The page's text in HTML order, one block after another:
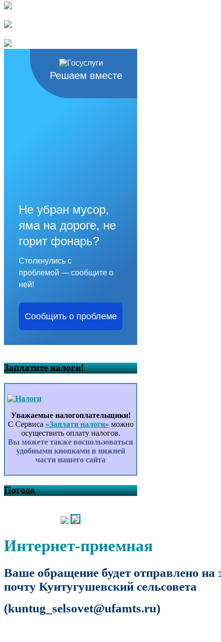
Решаем вместе
Не убран мусор,
яма на дороге, не
горит фонарь?
Столкнулись с
проблемой — сообщите о
ней!
Сообщить о проблеме
Заплатите налоги!
Уважаемые налогоплательщики!
С Сервиса «Заплати налоги» можно
осуществить оплату налогов.
Вы можете также воспользоваться
удобными кнопками в нижней
части нашего сайта
Погода
Интернет-приемная
Ваше обращение будет отправлено на
почту Кунтугушевский сельсовета
(kuntug_selsovet@ufamts.ru)